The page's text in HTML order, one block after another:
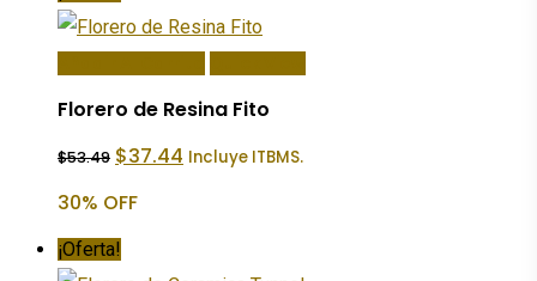
Florero de Resina Fito
$53.49 El
precio
era:
$37.44 El
precio
Incluye ITBMS.
30% OFF
¡Oferta!